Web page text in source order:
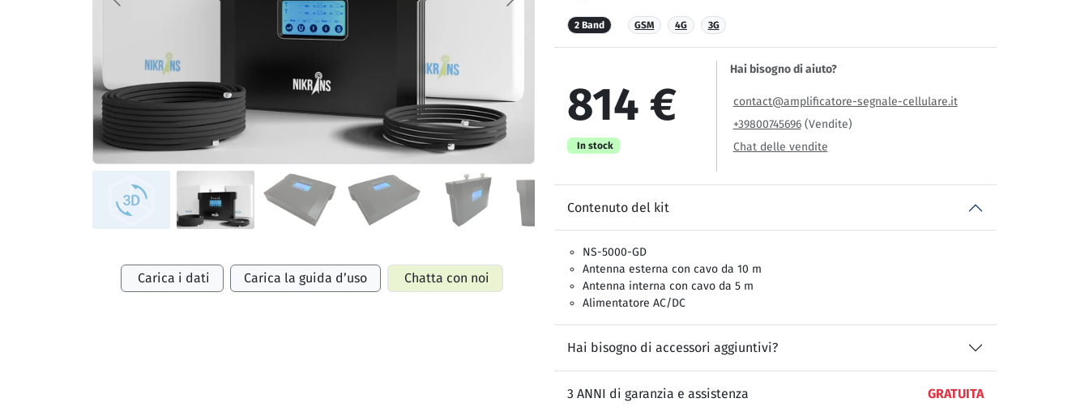
Carica i dati Carica la guida d’uso Chatta con noi
2 Band GSM 4G 3G
814 €
In stock
Hai bisogno di aiuto?
contact@amplificatore-segnale-cellulare.it
+39800745696(Vendite)
Chat delle vendite
Contenuto del kit
NS-5000-GD
Antenna esterna con cavo da 10 m
Antenna interna con cavo da 5 m
Alimentatore AC/DC
Hai bisogno di accessori aggiuntivi?
3 ANNI di garanzia e assistenza GRATUITA